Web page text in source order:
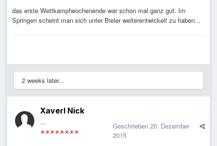
das erste Wettkampfwochenende war schon mal ganz gut. Im
Springen scheint man sich unter Bieler weiterentwickelt zu haben...
2 weeks later...
Xaverl Nick
... Geschrieben 20. Dezember
2015